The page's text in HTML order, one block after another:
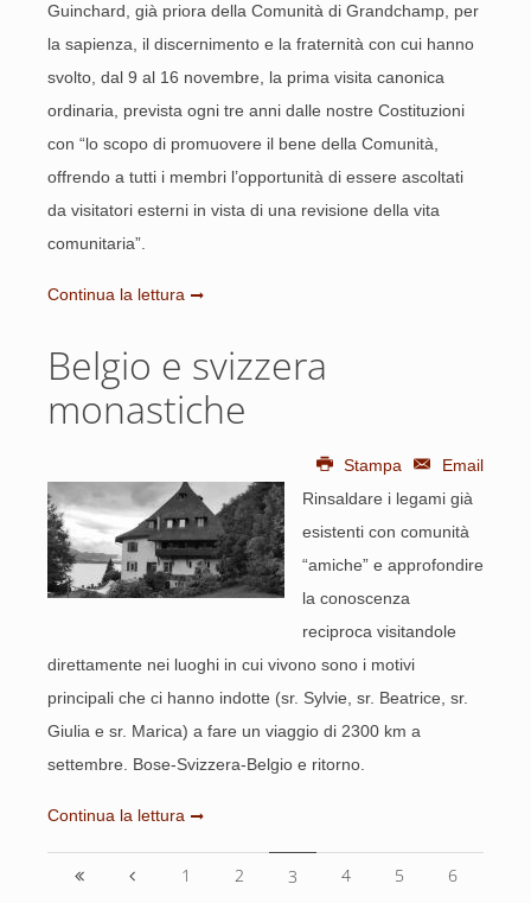
Guinchard, già priora della Comunità di Grandchamp, per
la sapienza, il discernimento e la fraternità con cui hanno
svolto, dal 9 al 16 novembre, la prima visita canonica
ordinaria, prevista ogni tre anni dalle nostre Costituzioni
con “lo scopo di promuovere il bene della Comunità,
offrendo a tutti i membri l’opportunità di essere ascoltati
da visitatori esterni in vista di una revisione della vita
comunitaria”.
Continua la lettura
Belgio e svizzera
monastiche
Stampa
Email
Rinsaldare i legami già
esistenti con comunità
“amiche” e approfondire
la conoscenza
reciproca visitandole
direttamente nei luoghi in cui vivono sono i motivi
principali che ci hanno indotte (sr. Sylvie, sr. Beatrice, sr.
Giulia e sr. Marica) a fare un viaggio di 2300 km a
settembre. Bose-Svizzera-Belgio e ritorno.
Continua la lettura
1 2 3 4 5 6